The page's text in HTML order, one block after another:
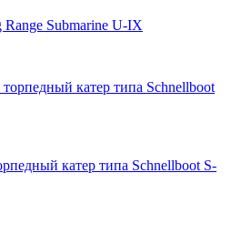
Submarine U-IX
катер типа Schnellboot S-